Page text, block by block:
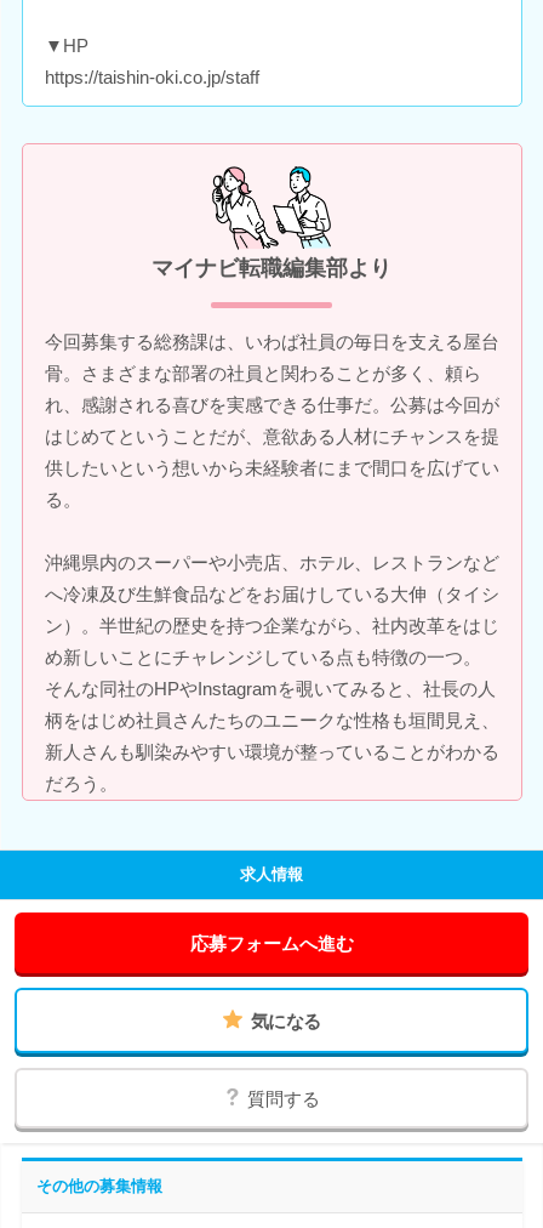
▼HP
https://taishin-oki.co.jp/staff
マイナビ転職編集部より
今回募集する総務課は、いわば社員の毎日を支える屋台
骨。さまざまな部署の社員と関わることが多く、頼ら
れ、感謝される喜びを実感できる仕事だ。公募は今回が
はじめてということだが、意欲ある人材にチャンスを提
供したいという想いから未経験者にまで間口を広げてい
る。
沖縄県内のスーパーや小売店、ホテル、レストランなど
へ冷凍及び生鮮食品などをお届けしている大伸（タイシ
ン）。半世紀の歴史を持つ企業ながら、社内改革をはじ
め新しいことにチャレンジしている点も特徴の一つ。
そんな同社のHPやInstagramを覗いてみると、社長の人
柄をはじめ社員さんたちのユニークな性格も垣間見え、
新人さんも馴染みやすい環境が整っていることがわかる
だろう。
求人情報
応募フォームへ進む
気になる
質問する
その他の募集情報